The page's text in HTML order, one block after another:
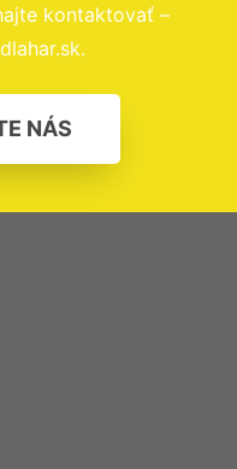
kontaktovať –
NÁS